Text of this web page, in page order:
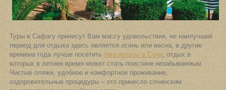
Туры в Сафагу принесут Вам массу удовольствия, но наилучший
период для отдыха здесь является осень или весна, в другие
времена года лучше посетить пансионаты в Сочи, отдых в
которых в летнее время может стать поистине незабываемым.
Чистые пляжи, удобное и комфортное проживание,
оздоровительные процедуры – это принесло сочинским